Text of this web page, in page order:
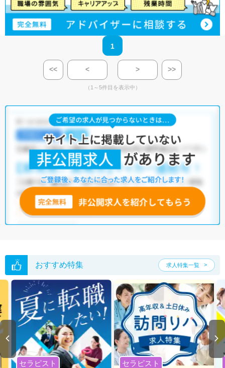
1
<< < > >>
（1～5件目を表示中）
おすすめ特集 求人特集一覧
セラピスト セラピスト